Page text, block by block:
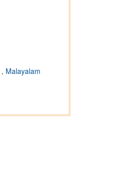
, Malayalam